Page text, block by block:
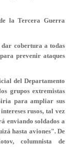
la Tercera Guerra
dar cobertura a todas
prevenir ataques
del Departamento
grupos extremistas
para ampliar sus
rusos, tal vez
enviando soldados a
hasta aviones". De
columnista de